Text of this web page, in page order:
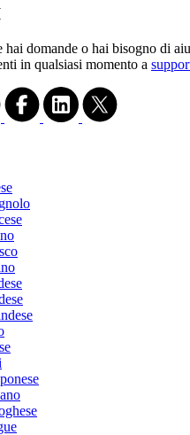
hai domande o hai bisogno di
in qualsiasi momento a